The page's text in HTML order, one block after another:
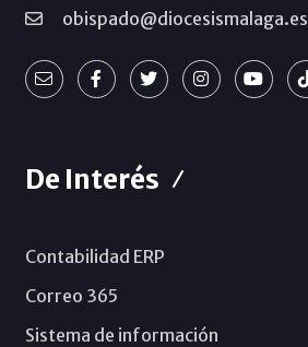
obispado@diocesismalaga.es
De Interés
Contabilidad ERP
Correo 365
Sistema de información